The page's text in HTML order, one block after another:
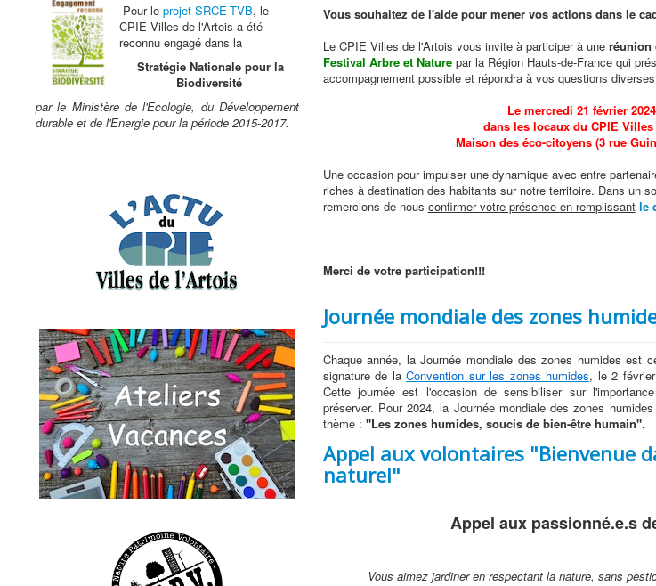
Pour le projet SRCE-TVB, le
CPIE Villes de l'Artois a été
reconnu engagé dans la
Stratégie Nationale pour la
Biodiversité
par le Ministère de l'Ecologie, du Développement
durable et de l'Energie pour la période 2015-2017.
Vous souhaitez de l'aide pour mener vos actions dans le
Le CPIE Villes de l'Artois vous invite à participer à une réunion
Festival Arbre et Nature par la Région Hauts-de-France qui
accompagnement possible et répondra à vos questions
Le mercredi 21 février
dans les locaux du CPIE
Maison des éco-citoyens (3 rue
Une occasion pour impulser une dynamique avec entre
riches à destination des habitants sur notre territoire. Dans un
remercions de nous confirmer votre présence en remplissantle
Merci de votre participation!!!
Journée mondiale des zones
Chaque année, la Journée mondiale des zones humides est
signature de laConvention sur les zones humides, le 2
Cette journée est l'occasion de sensibiliser sur
préserver. Pour 2024, la Journée mondiale des zones
thème : "Les zones humides, soucis de bien-être humain".
Appel aux volontaires "Bienvenue
naturel"
Appel aux passionné.e.s
Vous aimez jardiner en respectant la nature, sans